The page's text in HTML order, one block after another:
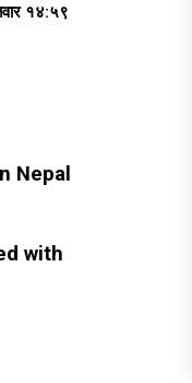
१४:५९
Nepal
with